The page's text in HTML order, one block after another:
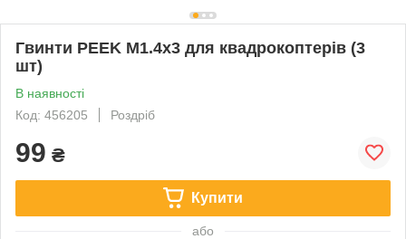
Гвинти PEEK M1.4х3 для квадрокоптерів (3
шт)
В наявності
Код: 456205
Роздріб
99 ₴
Купити
або